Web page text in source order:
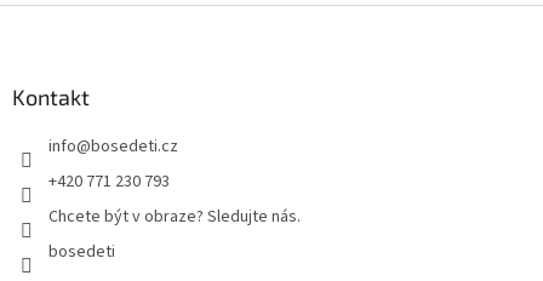
Kontakt
info@bosedeti.cz
+420 771 230 793
Chcete být v obraze? Sledujte nás.
bosedeti